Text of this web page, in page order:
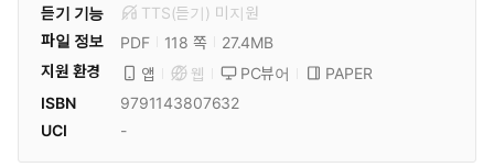
듣기 기능
TTS(듣기) 미 지원
파일 정보
PDF 118 쪽
27.4MB
지원 환경
앱 웹 PC뷰어
PAPER
ISBN
9791143807632
UCI
-